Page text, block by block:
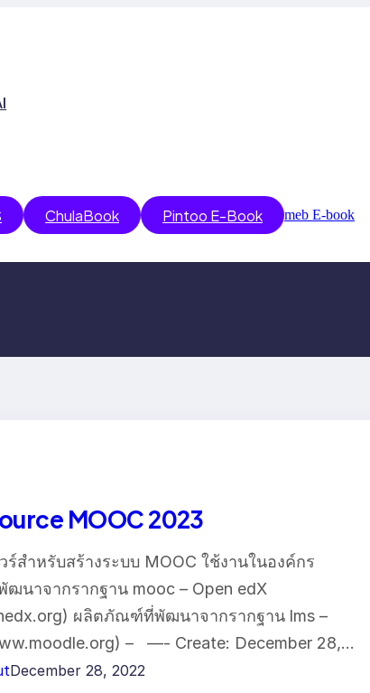
ChulaBook Pintoo E-Book meb E-book
MOOC 2023
สำหรับสร้างระบบ MOOC ใช้งานในองค์กร
นาจากรากฐาน mooc – Open edX
ผลิตภัณฑ์ที่พัฒนาจากรากฐาน lms –
– —- Create: December 28,…
December 28, 2022